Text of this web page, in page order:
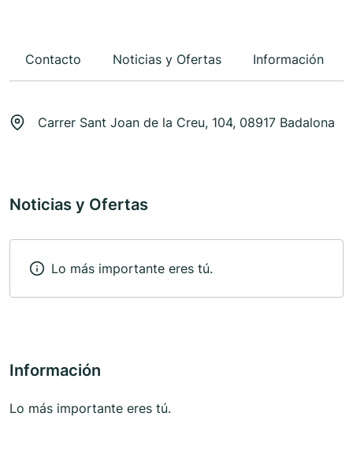
Contacto Noticias y Ofertas Información
Carrer Sant Joan de la Creu, 104, 08917 Badalona
Noticias y Ofertas
Lo más importante eres tú.
Información
Lo más importante eres tú.